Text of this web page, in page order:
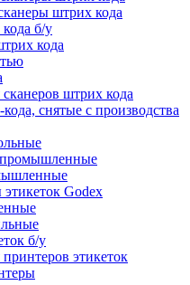
штрих кода
б/у
кода
штрих кода
снятые с производства
Godex
б/у
этикеток